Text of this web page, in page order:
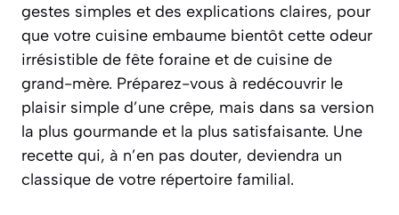
gestes simples et des explications claires, pour
que votre cuisine embaume bientôt cette odeur
irrésistible de fête foraine et de cuisine de
grand-mère. Préparez-vous à redécouvrir le
plaisir simple d’une crêpe, mais dans sa version
la plus gourmande et la plus satisfaisante. Une
recette qui, à n’en pas douter, deviendra un
classique de votre répertoire familial.